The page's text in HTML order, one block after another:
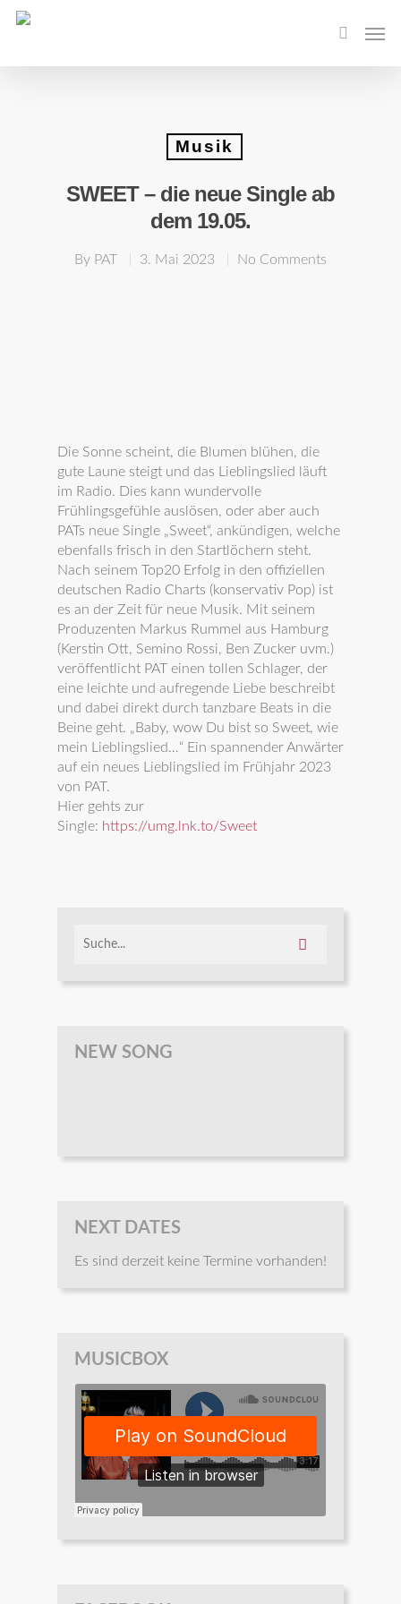
Musik
SWEET – die neue Single ab
dem 19.05.
By PAT 3. Mai 2023 No Comments
Die Sonne scheint, die Blumen blühen, die
gute Laune steigt und das Lieblingslied läuft
im Radio. Dies kann wundervolle
Frühlingsgefühle auslösen, oder aber auch
PATs neue Single „Sweet“, ankündigen, welche
ebenfalls frisch in den Startlöchern steht.
Nach seinem Top20 Erfolg in den offiziellen
deutschen Radio Charts (konservativ Pop) ist
es an der Zeit für neue Musik. Mit seinem
Produzenten Markus Rummel aus Hamburg
(Kerstin Ott, Semino Rossi, Ben Zucker uvm.)
veröffentlicht PAT einen tollen Schlager, der
eine leichte und aufregende Liebe beschreibt
und dabei direkt durch tanzbare Beats in die
Beine geht. „Baby, wow Du bist so Sweet, wie
mein Lieblingslied…“ Ein spannender Anwärter
auf ein neues Lieblingslied im Frühjahr 2023
von PAT.
Hier gehts zur
Single: https://umg.lnk.to/Sweet
NEW SONG
NEXT DATES
Es sind derzeit keine Termine vorhanden!
MUSICBOX